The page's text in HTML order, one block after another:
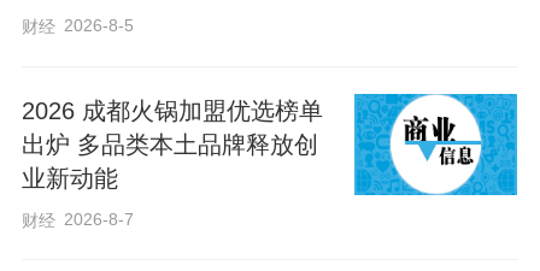
车配送，全程安全可追溯，真正实现蔬菜
从地头一步跨到灶头。
种菜也种出了“科技范”，更种出了“安心
财经 2026-8-5
2026 成都火锅加盟优选榜单
出炉 多品类本土品牌释放创
业新动能
财经 2026-8-7